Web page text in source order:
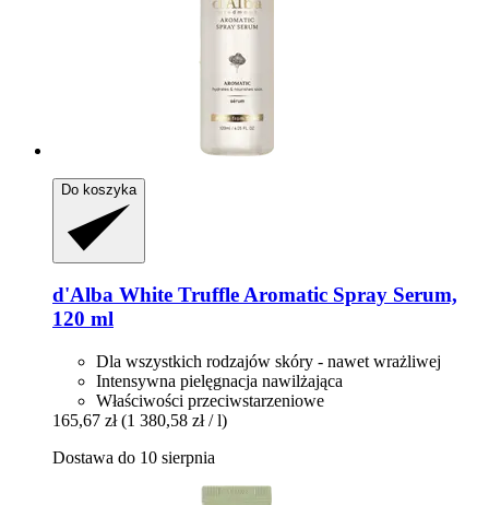
Do koszyka
d'Alba White Truffle Aromatic Spray Serum,
120 ml
Dla wszystkich rodzajów skóry - nawet wrażliwej
Intensywna pielęgnacja nawilżająca
Właściwości przeciwstarzeniowe
165,67 zł (1 380,58 zł / l)
Dostawa do 10 sierpnia